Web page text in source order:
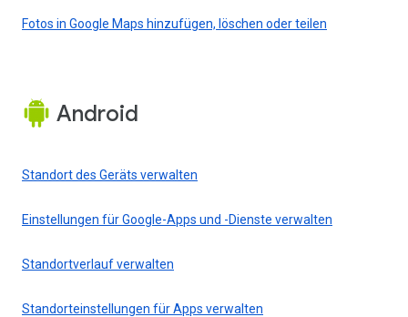
Fotos in Google Maps hinzufügen, löschen oder teilen
Android
Standort des Geräts verwalten
Einstellungen für Google-Apps und -Dienste verwalten
Standortverlauf verwalten
Standorteinstellungen für Apps verwalten